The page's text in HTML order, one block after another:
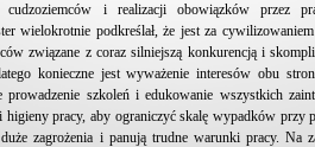
i realizacji obowiązków przez
wielokrotnie podkreślał, że jest za
związane z coraz silniejszą konkurencją i
konieczne jest wyważenie interesów obu
szkoleń i edukowanie wszystkich
higieny pracy, aby ograniczyć skalę wypadków
zagrożenia i panują trudne warunki pracy. Na